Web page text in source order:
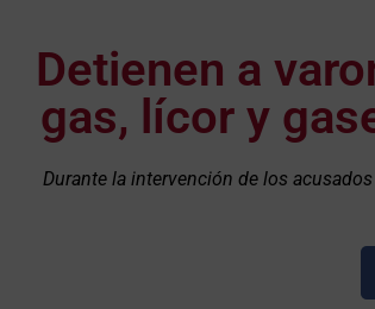
Detienen a
gas, lícor y
Durante la intervención de los